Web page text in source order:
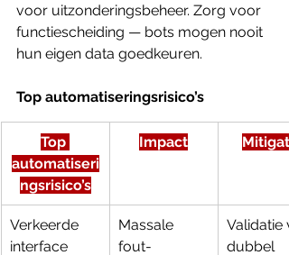
voor uitzonderingsbeheer. Zorg voor
functiescheiding — bots mogen nooit
hun eigen data goedkeuren.
Top automatiseringsrisico’s
Top
automatiseri
ngsrisico’s
Impact
Verkeerde
interface
Massale
fout-
Validatie
dubbel